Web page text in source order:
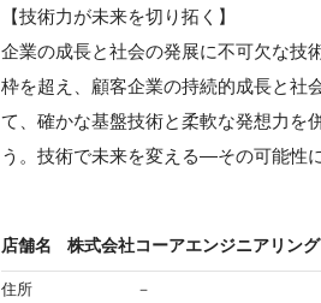
【技術力が未来を切り拓く】
企業の成長と社会の発展に不可欠な技
枠を超え、顧客企業の持続的成長と社
て、確かな基盤技術と柔軟な発想力を
う。技術で未来を変える—その可能性
店舗名 株式会社コーアエンジニアリング
住所 －